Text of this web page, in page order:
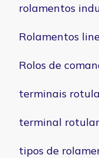
rolamentos
Rolamentos
Rolos de
terminais
terminal rotular
tipos de